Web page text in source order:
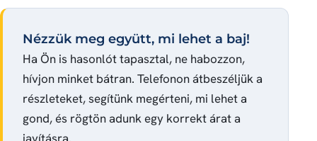
Nézzük meg együtt, mi lehet a baj!
Ha Ön is hasonlót tapasztal, ne habozzon,
hívjon minket bátran. Telefonon átbeszéljük a
részleteket, segítünk megérteni, mi lehet a
gond, és rögtön adunk egy korrekt árat a